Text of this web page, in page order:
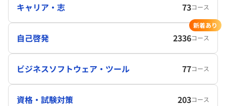
キャリア・志 73コース
自己啓発 2336コース
新着あり
ビジネスソフトウェア・ツール 77コース
資格・試験対策 203コース